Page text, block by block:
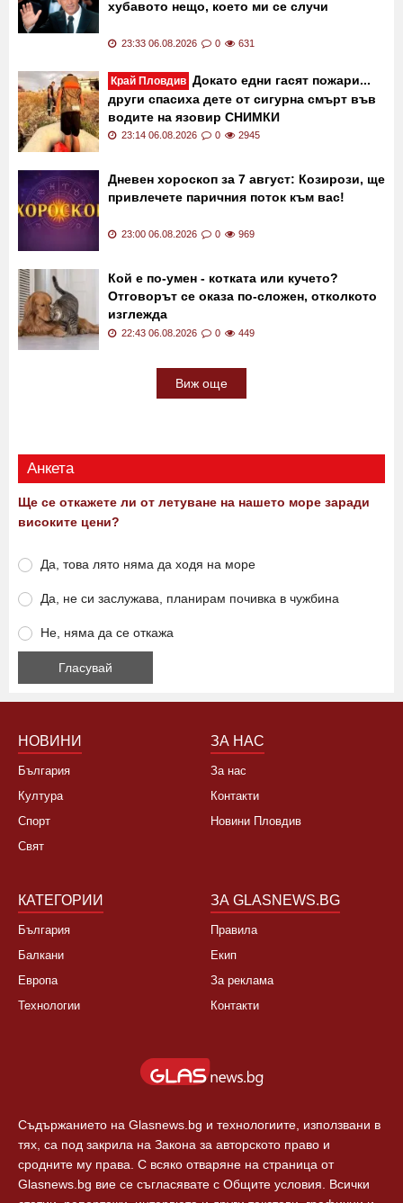
хубавото нещо, което ми се случи
23:33 06.08.2026 0 631
Край Пловдив Докато едни гасят пожари...
други спасиха дете от сигурна смърт във
водите на язовир СНИМКИ
23:14 06.08.2026 0 2945
Дневен хороскоп за 7 август: Козирози, ще
привлечете паричния поток към вас!
23:00 06.08.2026 0 969
Кой е по-умен - котката или кучето?
Отговорът се оказа по-сложен, отколкото
изглежда
22:43 06.08.2026 0 449
Виж още
Анкета
Ще се откажете ли от летуване на нашето море заради
високите цени?
Да, това лято няма да ходя на море
Да, не си заслужава, планирам почивка в чужбина
Не, няма да се откажа
НОВИНИ
България
Култура
Спорт
Свят
ЗА НАС
За нас
Контакти
Новини Пловдив
КАТЕГОРИИ
България
Балкани
Европа
Технологии
ЗА GLASNEWS.BG
Правила
Екип
За реклама
Контакти
Съдържанието на Glasnews.bg и технологиите, използвани в
тях, са под закрила на Закона за авторското право и
сродните му права. С всяко отваряне на страница от
Glasnews.bg вие се съгласявате с Общите условия. Всички